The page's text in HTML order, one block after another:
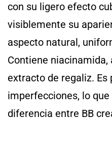
con su ligero efecto
visiblemente su
aspecto natural,
Contiene niacinamida,
extracto de regaliz.
imperfecciones, lo
diferencia entre BB